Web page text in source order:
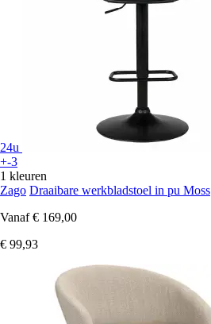
24u
+-3
1 kleuren
Zago Draaibare werkbladstoel in pu Moss
Vanaf € 169,00
€ 99,93